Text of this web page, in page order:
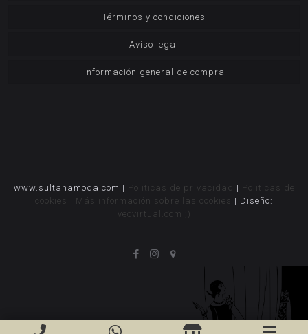
Términos y condiciones
Aviso legal
Información general de compra
www.sultanamoda.com | Politicas de privacidad | Politicas de
cookies | Más información sobre las cookies | Diseño:
veovirtual.com
;)